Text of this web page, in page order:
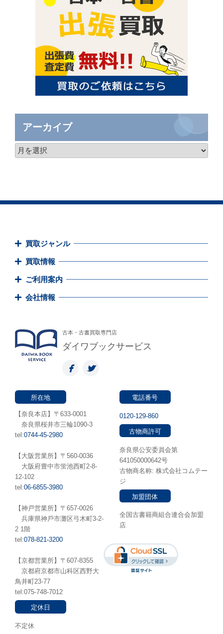
アーカイブ
買取ジャンル
買取情報
ご利用案内
会社情報
古本・古書買取専門店
ダイワブックサービス
所在地
【奈良本店】〒633-0001
奈良県桜井市三輪1090-3
tel:0744-45-2980
【大阪営業所】〒560-0036
⼤阪府豊中市蛍池⻄町2-8-
12-102
tel:06-6855-3980
【神戸営業所】〒657-0026
兵庫県神⼾市灘区弓木町3-2-
2 1階
tel:078-821-3200
【京都営業所】〒607-8355
京都府京都市山科区西野大
鳥井町23-77
tel:075-748-7012
定休日
不定休
電話番号
0120-129-860
古物商許可
奈良県公安委員会第
641050000642号
古物商名称: 株式会社コムテー
ジ
加盟団体
全国古書籍商組合連合会加盟
店